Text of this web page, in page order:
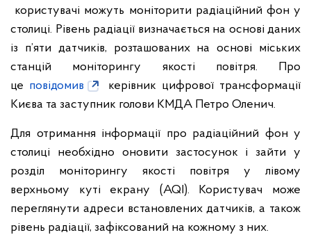
користувачі можуть моніторити радіаційний фон у
столиці. Рівень радіації визначається на основі даних
із п’яти датчиків, розташованих на основі міських
станцій моніторингу якості повітря. Про
це повідомив
керівник цифрової трансформації
Києва та заступник голови КМДА Петро Оленич.
Для отримання інформації про радіаційний фон у
столиці необхідно оновити застосунок і зайти у
розділ моніторингу якості повітря у лівому
верхньому куті екрану (AQI). Користувач може
переглянути адреси встановлених датчиків, а також
рівень радіації, зафіксований на кожному з них.